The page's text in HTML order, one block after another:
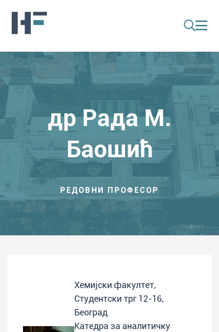
др Рада М.
Баошић
РЕДОВНИ ПРОФЕСОР
Хемијски факултет,
Студентски трг 12-16,
Београд
Катедра за аналитичку